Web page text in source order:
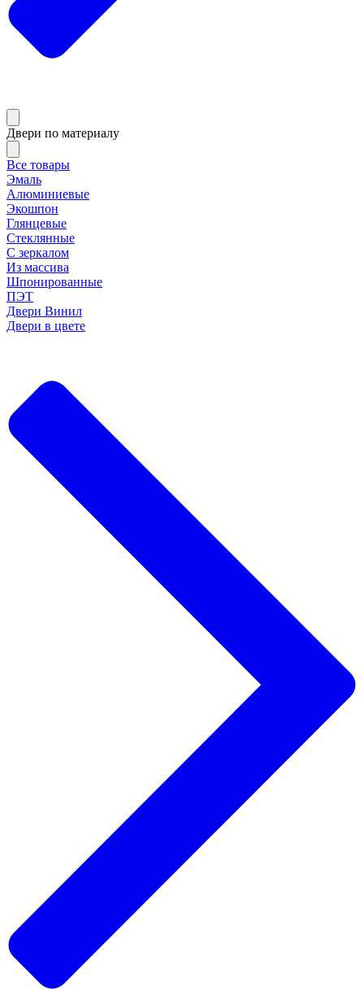
Двери по материалу
Все товары
Эмаль
Алюминиевые
Экошпон
Глянцевые
Стеклянные
С зеркалом
Из массива
Шпонированные
ПЭТ
Двери Винил
Двери в цвете